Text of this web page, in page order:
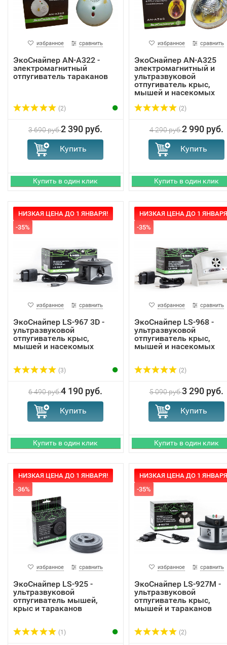
избранное сравнить
ЭкоСнайпер AN-A322 -
электромагнитный
отпугиватель тараканов
(2)
3 690 руб.2 390 руб.
избранное сравнить
ЭкоСнайпер AN-A325
электромагнитный и
ультразвуковой
отпугиватель крыс,
мышей и насекомых
(2)
4 290 руб.2 990 руб.
НИЗКАЯ ЦЕНА ДО 1 ЯНВАРЯ!
-35%
избранное сравнить
ЭкоСнайпер LS-967 3D -
ультразвуковой
отпугиватель крыс,
мышей и насекомых
(3)
6 490 руб.4 190 руб.
НИЗКАЯ ЦЕНА ДО 1
-35%
избранное сравнить
ЭкоСнайпер LS-968 -
ультразвуковой
отпугиватель крыс,
мышей и насекомых
(2)
5 090 руб.3 290 руб.
НИЗКАЯ ЦЕНА ДО 1 ЯНВАРЯ!
-36%
избранное сравнить
ЭкоСнайпер LS-925 -
ультразвуковой
отпугиватель мышей,
крыс и тараканов
(1)
НИЗКАЯ ЦЕНА ДО 1
-35%
избранное сравнить
ЭкоСнайпер LS-927M -
ультразвуковой
отпугиватель крыс,
мышей и тараканов
(2)